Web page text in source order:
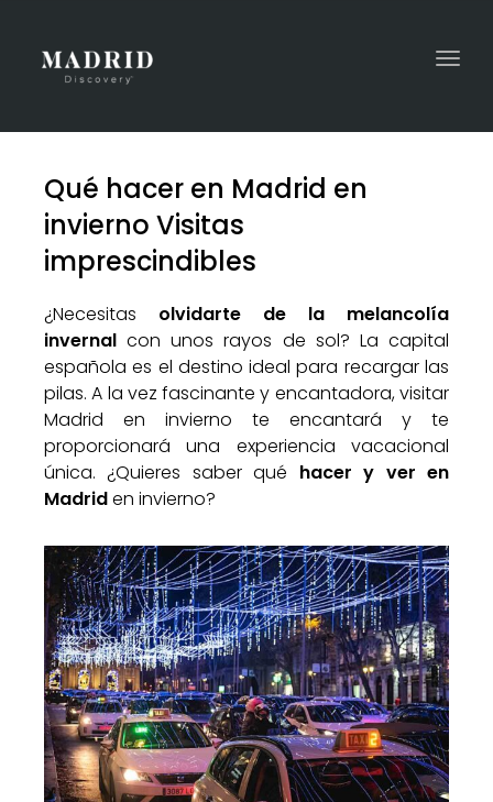
Qué hacer en Madrid en
invierno Visitas
imprescindibles
¿Necesitas olvidarte de la melancolía
invernal con unos rayos de sol? La capital
española es el destino ideal para recargar las
pilas. A la vez fascinante y encantadora, visitar
Madrid en invierno te encantará y te
proporcionará una experiencia vacacional
única. ¿Quieres saber qué hacer y ver en
Madriden invierno?